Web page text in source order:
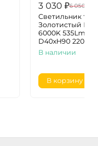
3 030 ₽6 050
Светильник
Золотистый LED
6000K 535Lm
D40xH90 220V
В наличии
В корзину